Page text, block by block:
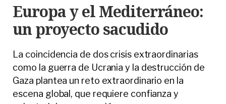
Europa y el Mediterráneo:
un proyecto sacudido
La coincidencia de dos crisis extraordinarias
como la guerra de Ucrania y la destrucción de
Gaza plantea un reto extraordinario en la
escena global, que requiere confianza y